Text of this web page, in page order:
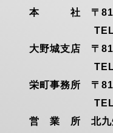
本 社 〒812-
TEL (代表
大野城支店 〒
TEL (代表
栄町事務所 〒
TEL (代表
営 業 所 北九州